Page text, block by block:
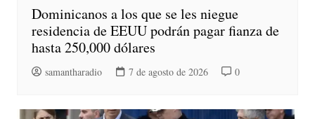
Dominicanos a los que se les niegue
residencia de EEUU podrán pagar fianza de
hasta 250,000 dólares
samantharadio 7 de agosto de 2026 0